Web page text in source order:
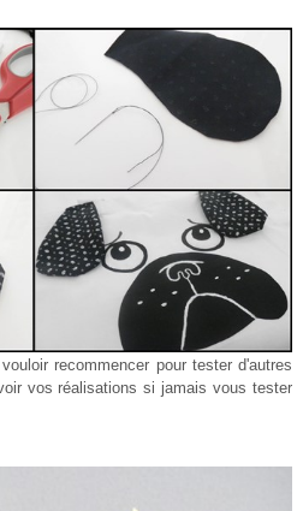
recommencer pour tester d'autres
vos réalisations si jamais vous tester